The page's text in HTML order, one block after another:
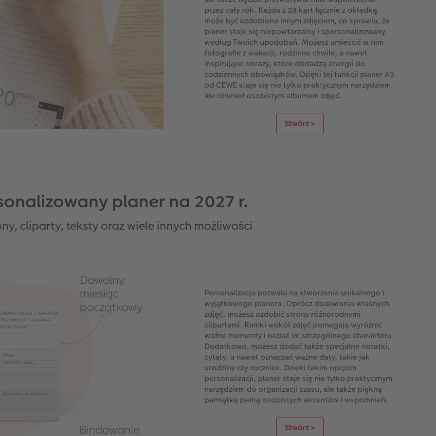
przez cały rok. Każda z 28 kart łącznie z okładką
może być ozdobiona innym zdjęciem, co sprawia, że
planer staje się niepowtarzalny i spersonalizowany
według Twoich upodobań. Możesz umieścić w nim
fotografie z wakacji, rodzinne chwile, a nawet
inspirujące obrazy, które dodadzą energii do
codziennych obowiązków. Dzięki tej funkcji planer A5
od CEWE staje się nie tylko praktycznym narzędziem,
ale również osobistym albumem zdjęć.
Stwórz >
planer na 2027 r.
cliparty, teksty oraz wiele innych możliwości
Personalizacja pozwala na stworzenie unikalnego i
wyjątkowego planera. Oprócz dodawania własnych
zdjęć, możesz ozdobić strony różnorodnymi
clipartami. Ramki wokół zdjęć pomagają wyróżnić
ważne momenty i nadać im szczególnego charakteru.
Dodatkowo, możesz dodać także specjalne notatki,
cytaty, a nawet oznaczać ważne daty, takie jak
urodziny czy rocznice. Dzięki takim opcjom
personalizacji, planer staje się nie tylko praktycznym
narzędziem do organizacji czasu, ale także piękną
pamiątką pełną osobistych akcentów i wspomnień.
Stwórz >